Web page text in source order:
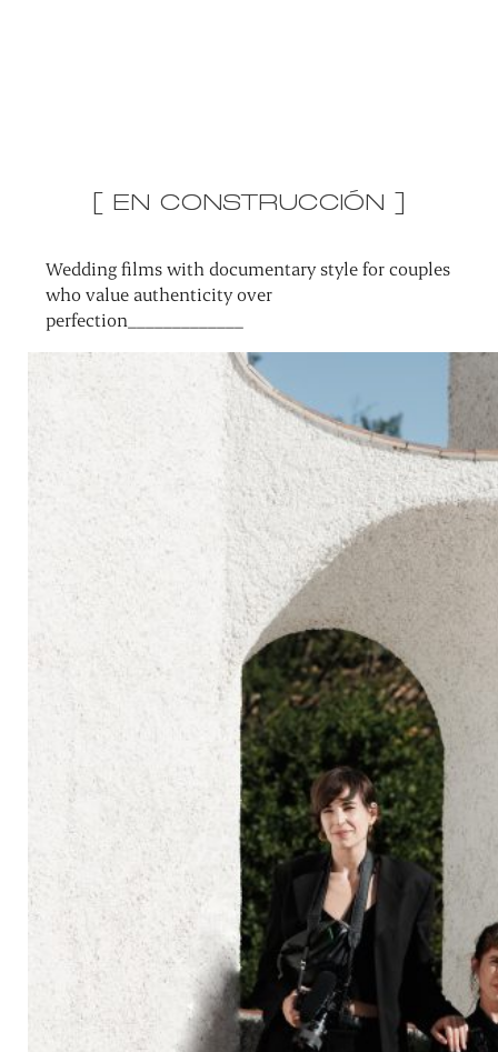
[ EN CONSTRUCCIÓN ]
Wedding films with documentary style for couples
who value authenticity over
perfection_____________